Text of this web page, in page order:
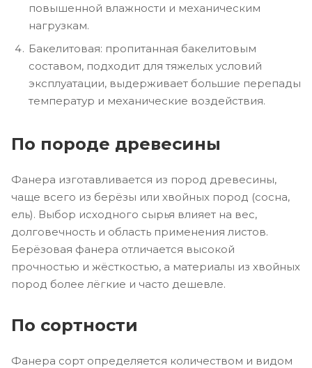
повышенной влажности и механическим
нагрузкам.
Бакелитовая: пропитанная бакелитовым
составом, подходит для тяжелых условий
эксплуатации, выдерживает большие перепады
температур и механические воздействия.
По породе древесины
Фанера изготавливается из пород древесины,
чаще всего из берёзы или хвойных пород (сосна,
ель). Выбор исходного сырья влияет на вес,
долговечность и область применения листов.
Берёзовая фанера отличается высокой
прочностью и жёсткостью, а материалы из хвойных
пород более лёгкие и часто дешевле.
По сортности
Фанера сорт определяется количеством и видом